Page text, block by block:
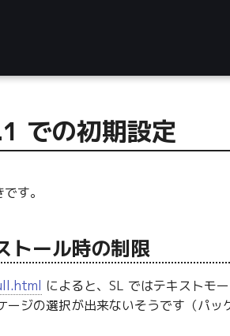
での初期設定
す。
トール時の制限
によると、SL ではテキストモ
ジの選択が出来ないそうです（パ